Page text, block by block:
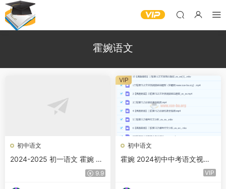
霍婉语文
初中语文
2024-2025 初一语文 霍婉 秋
9.9
初中语文
霍婉 2024初中中考语文视频
教程 A+春季班 百度网盘下载
VIP
VIP